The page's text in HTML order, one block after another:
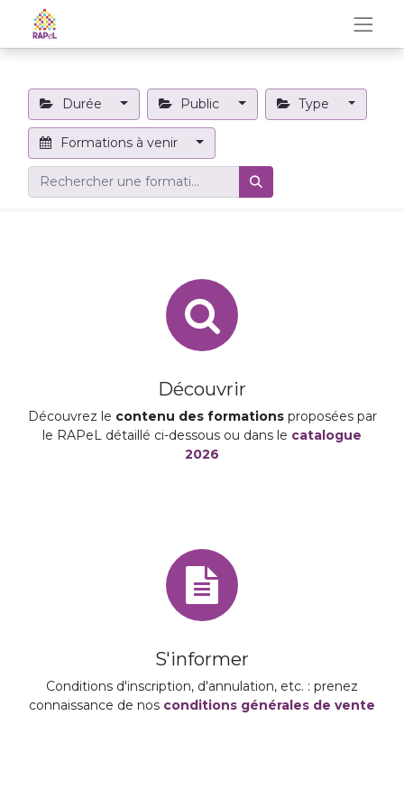
Durée Public Type
Formations à venir
Découvrir
Découvrez le contenu des formationsproposées par
le RAPeL détaillé ci-dessous ou dans le catalogue
2026
S'informer
Conditions d'inscription, d'annulation, etc. : prenez
connaissance de nos conditions générales de vente